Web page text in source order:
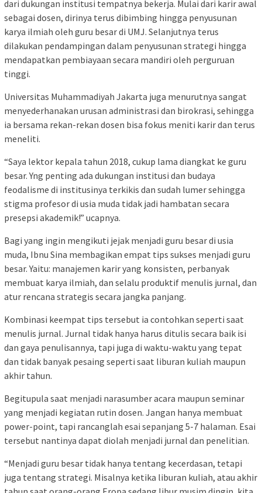
dari dukungan institusi tempatnya bekerja. Mulai dari karir awal
sebagai dosen, dirinya terus dibimbing hingga penyusunan
karya ilmiah oleh guru besar di UMJ. Selanjutnya terus
dilakukan pendampingan dalam penyusunan strategi hingga
mendapatkan pembiayaan secara mandiri oleh perguruan
tinggi.
Universitas Muhammadiyah Jakarta juga menurutnya sangat
menyederhanakan urusan administrasi dan birokrasi, sehingga
ia bersama rekan-rekan dosen bisa fokus meniti karir dan terus
meneliti.
“Saya lektor kepala tahun 2018, cukup lama diangkat ke guru
besar. Yng penting ada dukungan institusi dan budaya
feodalisme di institusinya terkikis dan sudah lumer sehingga
stigma profesor di usia muda tidak jadi hambatan secara
presepsi akademik!” ucapnya.
Bagi yang ingin mengikuti jejak menjadi guru besar di usia
muda, Ibnu Sina membagikan empat tips sukses menjadi guru
besar. Yaitu: manajemen karir yang konsisten, perbanyak
membuat karya ilmiah, dan selalu produktif menulis jurnal, dan
atur rencana strategis secara jangka panjang.
Kombinasi keempat tips tersebut ia contohkan seperti saat
menulis jurnal. Jurnal tidak hanya harus ditulis secara baik isi
dan gaya penulisannya, tapi juga di waktu-waktu yang tepat
dan tidak banyak pesaing seperti saat liburan kuliah maupun
akhir tahun.
Begitupula saat menjadi narasumber acara maupun seminar
yang menjadi kegiatan rutin dosen. Jangan hanya membuat
power-point, tapi rancanglah esai sepanjang 5-7 halaman. Esai
tersebut nantinya dapat diolah menjadi jurnal dan penelitian.
“Menjadi guru besar tidak hanya tentang kecerdasan, tetapi
juga tentang strategi. Misalnya ketika liburan kuliah, atau akhir